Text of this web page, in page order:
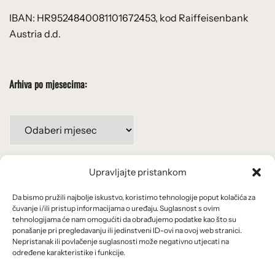
Upravljajte pristankom
Da bismo pružili najbolje iskustvo, koristimo tehnologije poput kolačića za
čuvanje i/ili pristup informacijama o uređaju. Suglasnost s ovim
tehnologijama će nam omogućiti da obrađujemo podatke kao što su
ponašanje pri pregledavanju ili jedinstveni ID-ovi na ovoj web stranici.
Nepristanak ili povlačenje suglasnosti može negativno utjecati na
određene karakteristike i funkcije.
IBAN: HR9524840081101672453, kod Raiffeisenbank
Austria d.d.
Arhiva po mjesecima:
mjesecima:
Uvjeti korištenja
Politika privatnosti
Kolačići